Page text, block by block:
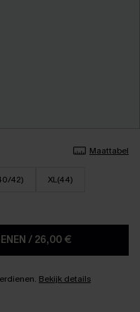
Maattabel
42) XL(44)
/ 26,00 €
Bekijk details